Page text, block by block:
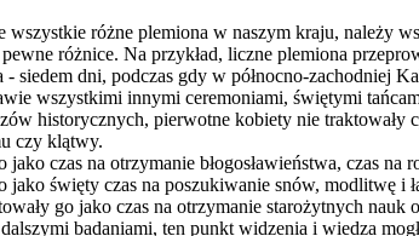
wszystkie różne plemiona w naszym kraju, należy
pewne różnice. Na przykład, liczne plemiona
- siedem dni, podczas gdy w północno-zachodniej
wszystkimi innymi ceremoniami, świętymi
historycznych, pierwotne kobiety nie
czy klątwy.
jako czas na otrzymanie błogosławieństwa, czas
jako święty czas na poszukiwanie snów, modlitwę i
go jako czas na otrzymanie starożytnych
badaniami, ten punkt widzenia i wiedza